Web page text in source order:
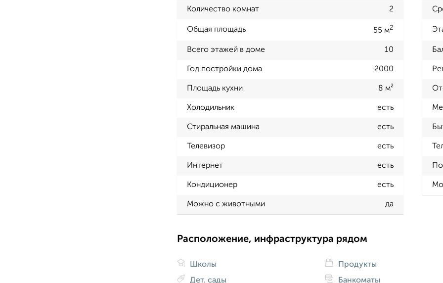
Количество комнат 2
Общая площадь 55 м2
Всего этажей в доме 10
Год постройки дома 2000
Площадь кухни 8 м²
Холодильник есть
Стиральная машина есть
Телевизор есть
Интернет есть
Кондиционер есть
Можно с животными да
Расположение, инфраструктура рядом
Школы
Дет. сады
Продукты
Банкоматы